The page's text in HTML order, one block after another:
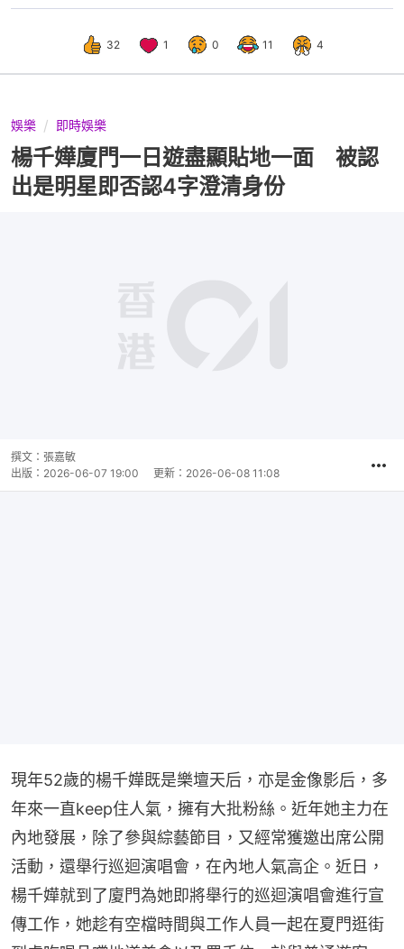
32 1 0 11 4
娛樂 即時娛樂
楊千嬅廈門一日遊盡顯貼地一面 被認
出是明星即否認4字澄清身份
撰文： 張嘉敏
出版： 2026-06-07 19:00 更新： 2026-06-08 11:08
現年52歲的楊千嬅既是樂壇天后，亦是金像影后，多
年來一直keep住人氣，擁有大批粉絲。近年她主力在
內地發展，除了參與綜藝節目，又經常獲邀出席公開
活動，還舉行巡迴演唱會，在內地人氣高企。近日，
楊千嬅就到了廈門為她即將舉行的巡迴演唱會進行宣
傳工作，她趁有空檔時間與工作人員一起在夏門逛街